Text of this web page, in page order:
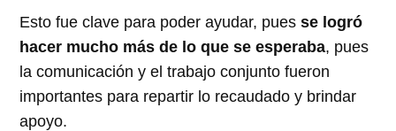
Esto fue clave para poder ayudar, puesse logró
hacer mucho más de lo que se esperaba, pues
la comunicación y el trabajo conjunto fueron
importantes para repartir lo recaudado y brindar
apoyo.